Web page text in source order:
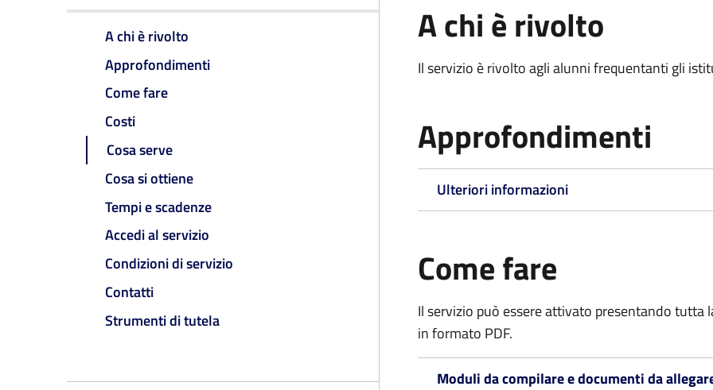
A chi è rivolto
Approfondimenti
Come fare
Costi
Cosa serve
Cosa si ottiene
Tempi e scadenze
Accedi al servizio
Condizioni di servizio
Contatti
Strumenti di tutela
A chi è rivolto
Il servizio è rivolto agli alunni frequentanti gli
Approfondimenti
Ulteriori informazioni
Come fare
Il servizio può essere attivato presentando
in formato PDF.
Moduli da compilare e documenti da